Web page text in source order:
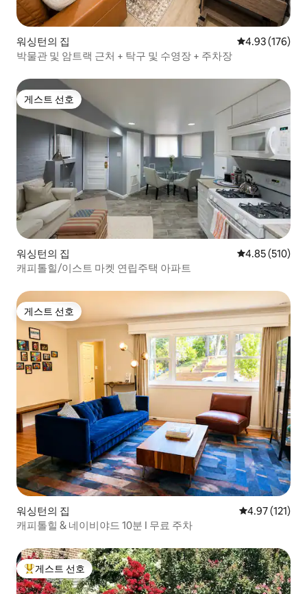
워싱턴의 집 평점 4.93점(5
4.93 (176)
박물관 및 암트랙 근처 + 탁구 및 수영장 + 주차장
게스트 선호
게스트 선호
워싱턴의 집 평점 4.85점(5
4.85 (510)
캐피톨힐/이스트 마켓 연립주택 아파트
게스트 선호
게스트 선호
워싱턴의 집 평점 4.97점(5
4.97 (121)
캐피톨힐 & 네이비야드 10분 I 무료 주차
상위 게스트 선호
게스트 선호